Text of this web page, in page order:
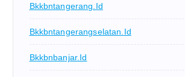
Bkkbntangerang.id
Bkkbntangerangselatan.id
Bkkbnbanjar.id